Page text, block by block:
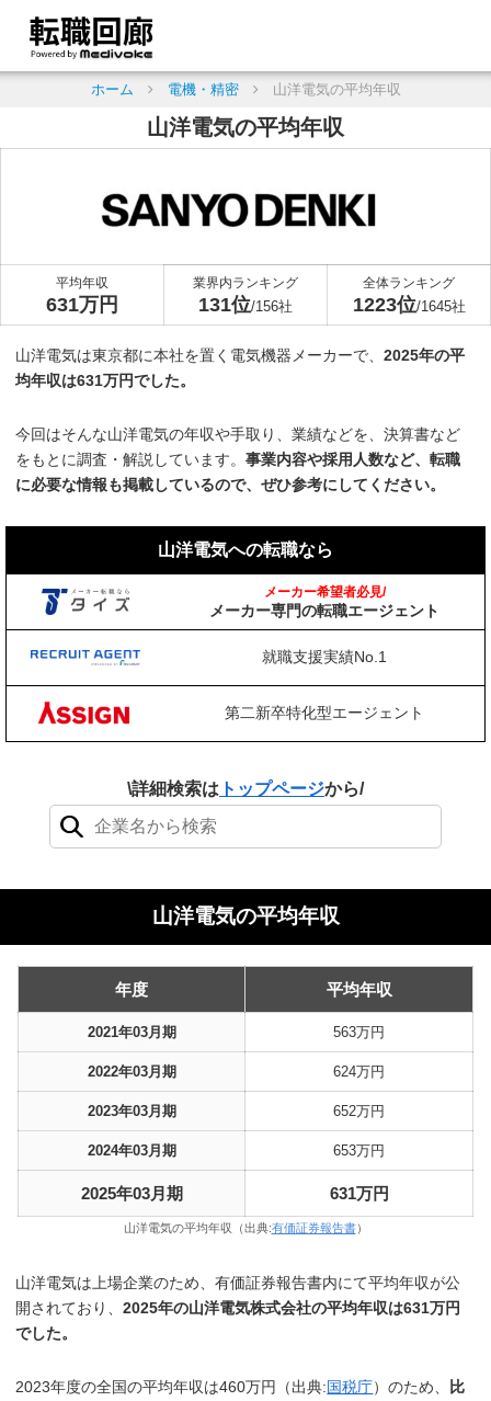
ホーム 電機・精密 山洋電気の平均年収
山洋電気の平均年収
平均年収
631万円
業界内ランキング
131位/156社
全体ランキング
1223位/1645社
山洋電気は東京都に本社を置く電気機器メーカーで、2025年の平
均年収は631万円でした。
今回はそんな山洋電気の年収や手取り、業績などを、決算書など
をもとに調査・解説しています。事業内容や採用人数など、転職
に必要な情報も掲載しているので、ぜひ参考にしてください。
山洋電気への転職なら
メーカー希望者必見/
メーカー専門の転職エージェント
就職支援実績No.1
第二新卒特化型エージェント
\詳細検索は トップページから/
山洋電気の平均年収
年度 平均年収
2021年03月期 563万円
2022年03月期 624万円
2023年03月期 652万円
2024年03月期 653万円
2025年03月期 631万円
山洋電気の平均年収（出典:有価証券報告書）
山洋電気は上場企業のため、有価証券報告書内にて平均年収が公
開されており、2025年の山洋電気株式会社の平均年収は631万円
でした。
2023年度の全国の平均年収は460万円（出典:国税庁）のため、
比